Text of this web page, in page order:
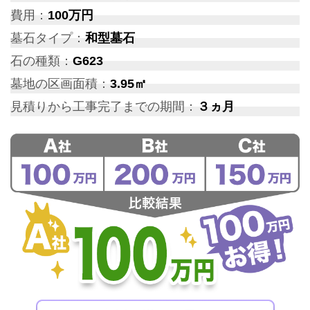
費用： 100万円
墓石タイプ：和型墓石
石の種類： G623
墓地の区画面積： 3.95㎡
見積りから工事完了までの期間： ３ヵ月